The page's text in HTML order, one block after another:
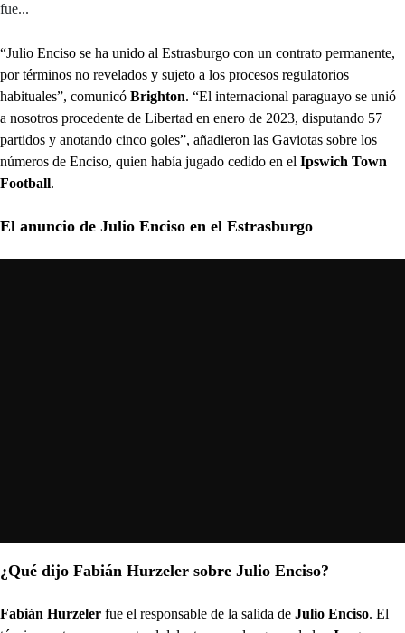
fue...
“Julio Enciso se ha unido al Estrasburgo con un contrato permanente,
por términos no revelados y sujeto a los procesos regulatorios
habituales”, comunicó Brighton. “El internacional paraguayo se unió
a nosotros procedente de Libertad en enero de 2023, disputando 57
partidos y anotando cinco goles”, añadieron las Gaviotas sobre los
números de Enciso, quien había jugado cedido en el Ipswich Town
Football.
El anuncio de Julio Enciso en el Estrasburgo
¿Qué dijo Fabián Hurzeler sobre Julio Enciso?
Fabián Hurzeler fue el responsable de la salida de Julio Enciso. El